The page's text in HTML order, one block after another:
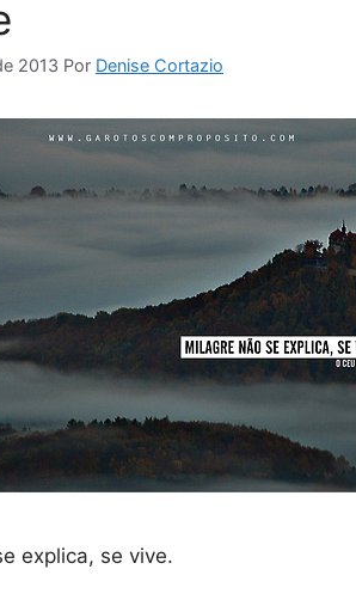
2013 Por Denise Cortazio
explica, se vive.